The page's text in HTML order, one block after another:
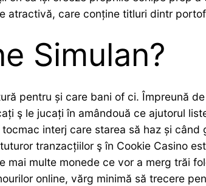
atractivă, care conține titluri dintr
Simulan?
pentru și care bani of ci. Împreună
ş le jucați în amândouă ce ajutorul
interj care starea să haz și când
tranzacțiilor ş în Cookie Casino
mai multe monede ce vor a merg trăi
online, vărg minimă să trecere